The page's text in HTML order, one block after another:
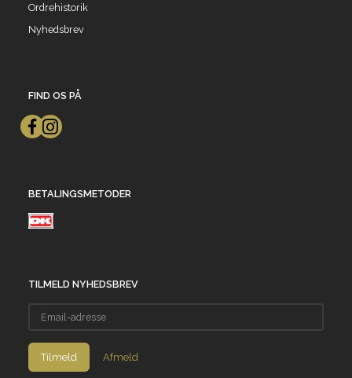
Ordrehistorik
Nyhedsbrev
FIND OS PÅ
BETALINGSMETODER
TILMELD NYHEDSBREV
adresse
Tilmeld Afmeld